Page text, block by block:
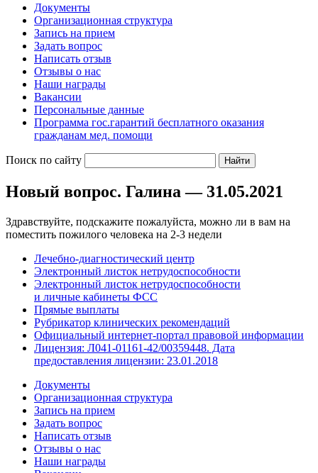
Документы
Организационная структура
Запись на прием
Задать вопрос
Написать отзыв
Отзывы о нас
Наши награды
Вакансии
Персональные данные
Программа гос.гарантий бесплатного оказания
гражданам мед. помощи
Поиск по сайту
Новый вопрос. Галина — 31.05.2021
Здравствуйте, подскажите пожалуйста, можно ли в вам на
поместить пожилого человека на 2-3 недели
Лечебно-диагностический центр
Электронный листок нетрудоспособности
Электронный листок нетрудоспособности
и личные кабинеты ФСС
Прямые выплаты
Рубрикатор клинических рекомендаций
Официальный интернет-портал правовой информации
Лицензия: Л041-01161-42/00359448. Дата
предоставления лицензии: 23.01.2018
Документы
Организационная структура
Запись на прием
Задать вопрос
Написать отзыв
Отзывы о нас
Наши награды